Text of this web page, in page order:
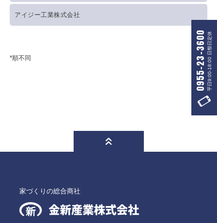
アイジー工業株式会社
*順不同
家づくりの総合商社
0955-23-3600平日9:00-18:00 日祭日定休